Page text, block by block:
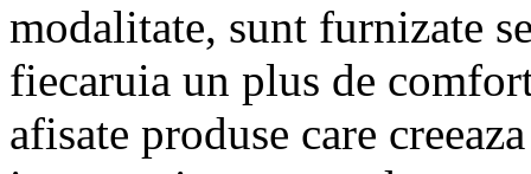
modalitate, sunt furnizate
fiecaruia un plus de
afisate produse care